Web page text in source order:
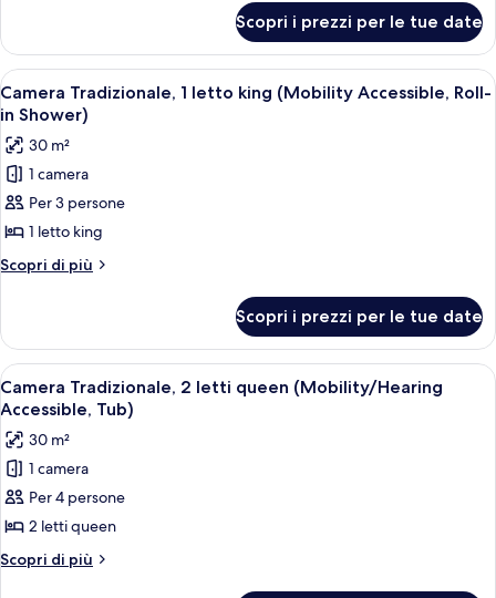
king
(Mobility
Accessible,
Tub)
Tradizionale,
letto
king
Accessible,
Tub)
Scopri i prezzi per le tue date
Apri
tutte
le
foto
per
Camera
Tradizionale,
1
(Mobility
Accessible,
Roll-
in
Shower)
Una camera d'hotel moderna con
3
Camera Tradizionale, 1 letto king (Mobility Accessible, Roll-
in Shower)
30 m²
1 camera
Per 3 persone
1 letto king
Scopri di più
Altri
Tradizionale,
letto
king
Accessible,
Roll-
in
Shower)
Scopri i prezzi per le tue date
Apri
tutte
le
foto
per
Camera
Tradizionale,
2
Una camera d'albergo con un letto,
2
Camera Tradizionale, 2 letti queen (Mobility/Hearing
Accessible, Tub)
30 m²
1 camera
Per 4 persone
2 letti queen
Scopri di più
Altri